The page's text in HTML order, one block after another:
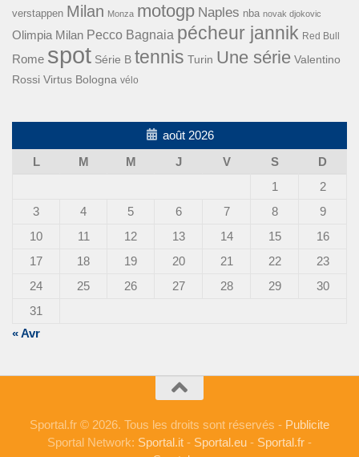
verstappen Milan Monza motogp Naples nba novak djokovic
Olimpia Milan Pecco Bagnaia pécheur jannik Red Bull
Rome spot Série B tennis Turin Une série Valentino
Rossi Virtus Bologna vélo
août 2026
L
M M J V S
D
1
2
3
4 5 6 7 8
9
10
11 12 13 14 15
16
17
18 19 20 21 22
23
24
25 26 27 28 29
30
31
« Avr
Sportal.fr © 2026. Tous les droits sont réservés - Publicite
Sportal Network: Sportal.it - Sportal.eu - Sportal.fr -